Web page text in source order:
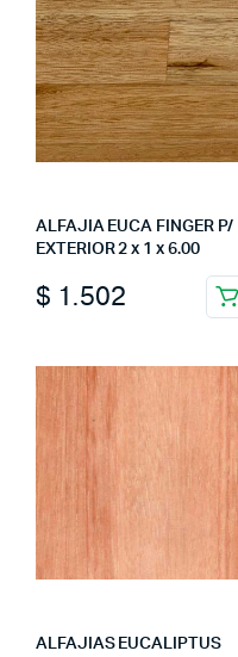
ALFAJIA EUCA FINGER P/
EXTERIOR 2 x 1 x 6.00
$ 1.502
ALFAJIAS EUCALIPTUS